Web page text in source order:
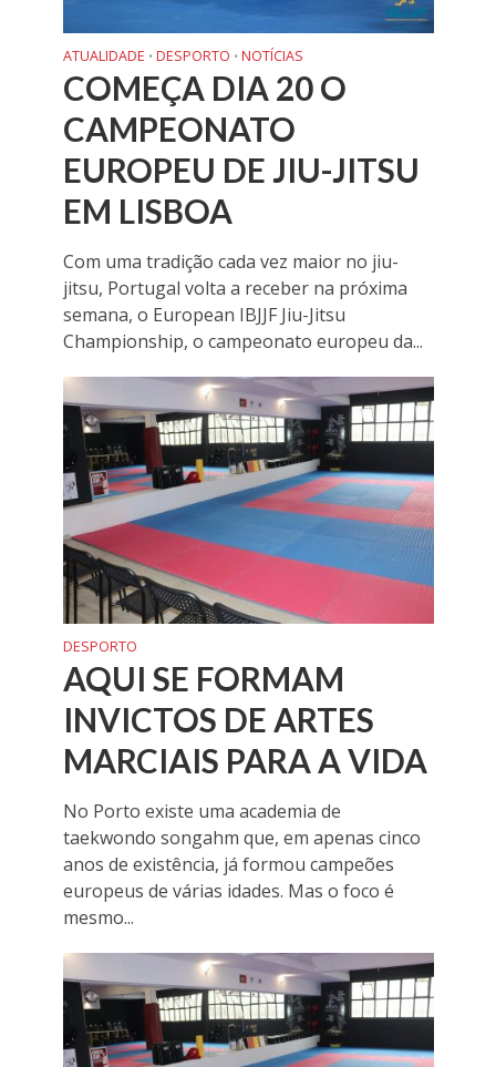
ATUALIDADE • DESPORTO • NOTÍCIAS
COMEÇA DIA 20 O
CAMPEONATO
EUROPEU DE JIU-JITSU
EM LISBOA
Com uma tradição cada vez maior no jiu-
jitsu, Portugal volta a receber na próxima
semana, o European IBJJF Jiu-Jitsu
Championship, o campeonato europeu da...
DESPORTO
AQUI SE FORMAM
INVICTOS DE ARTES
MARCIAIS PARA A VIDA
No Porto existe uma academia de
taekwondo songahm que, em apenas cinco
anos de existência, já formou campeões
europeus de várias idades. Mas o foco é
mesmo...